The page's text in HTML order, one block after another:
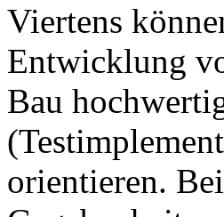
Viertens
Entwicklung
Bau
orientieren.